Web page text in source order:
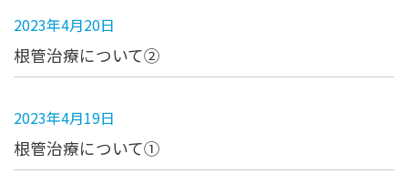
2023年4月20日
根管治療について②
2023年4月19日
根管治療について①